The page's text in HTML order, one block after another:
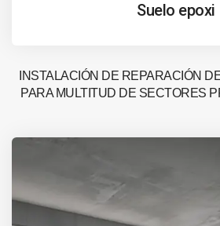
Suelo epoxi
INSTALACIÓN DE REPARACIÓN
PARA MULTITUD DE SECTORES